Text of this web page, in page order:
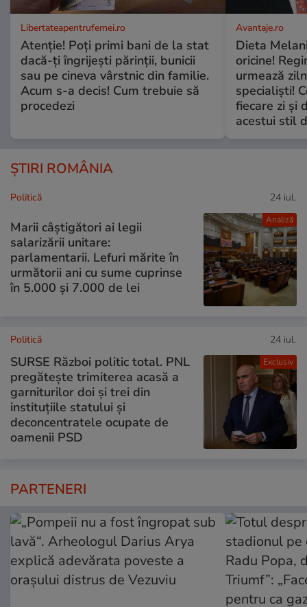
Libertateapentrufemei.ro
Atenție! Poți primi bani de la stat
dacă-ți îngrijești părinții, bunicii
sau pe cineva vârstnic din familie.
Acum s-a decis! Cum trebuie să
procedezi
Avantaje.ro
Dieta
oricine!
urmează
specialiști!
fiecare zi și
acestui stil
ȘTIRI ROMÂNIA
Analiză
Politică 24 iul.
Marii câștigători ai legii
salarizării unitare:
parlamentarii. Lefuri mărite în
următorii ani cu sume cuprinse
în 5.000 și 7.000 de lei
Exclusiv
Politică 24 iul.
SURSE Război politic total. PNL
pregătește trimiterea acasă a
garniturilor doi și trei din
instituțiile statului și
deconcentratele ocupate de
oamenii PSD
PARTENERI